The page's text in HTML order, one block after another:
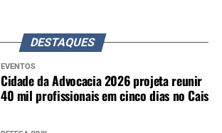
DESTAQUES
EVENTOS
Cidade da Advocacia 2026 projeta reunir
40 mil profissionais em cinco dias no Cais